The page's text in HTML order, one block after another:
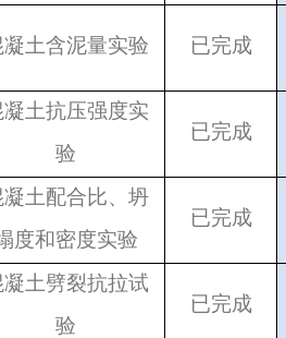
土含泥量实验 已完成
土抗压强度实
验
已完成
土配合比、坍
度和密度实验
已完成
土劈裂抗拉试
验
已完成